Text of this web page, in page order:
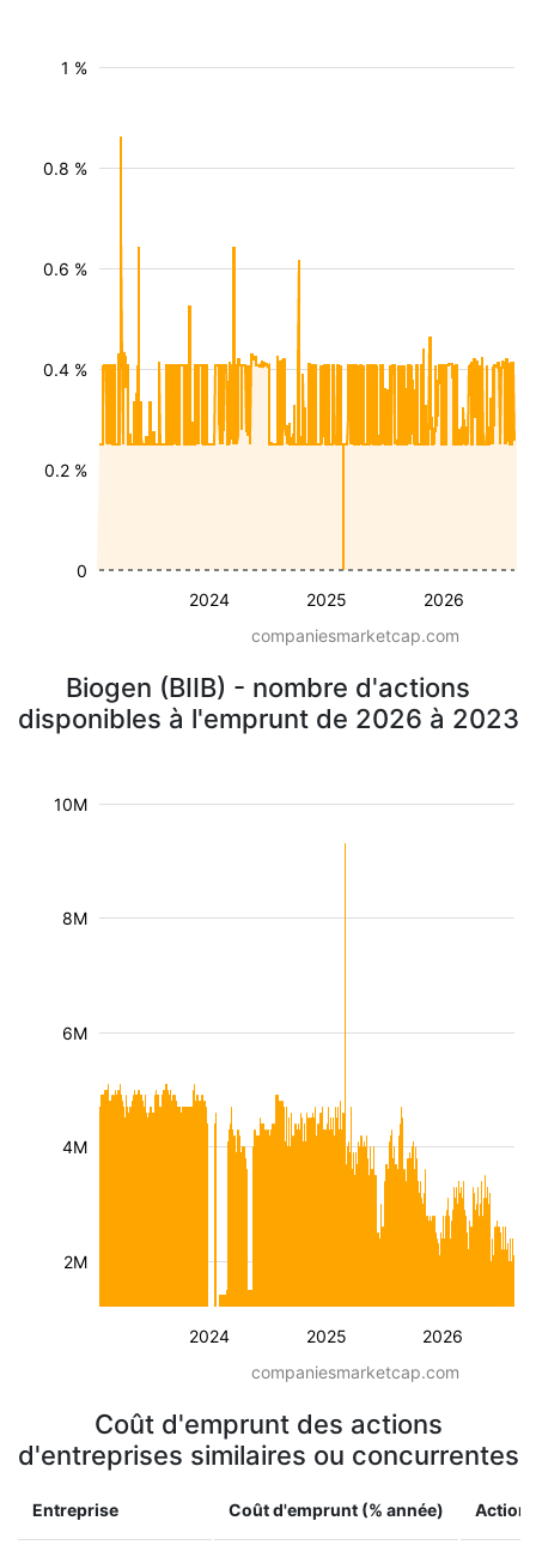
2024 2025 2026
0.2 %
0.4 %
0.6 %
0.8 %
1 %
0
companiesmarketcap.com
Biogen (BIIB) - nombre d'actions
disponibles à l'emprunt de 2026 à 2023
2024 2025 2026
2M
4M
6M
8M
10M
companiesmarketcap.com
Coût d'emprunt des actions
d'entreprises similaires ou concurrentes
Entreprise Coût d'emprunt (% année)